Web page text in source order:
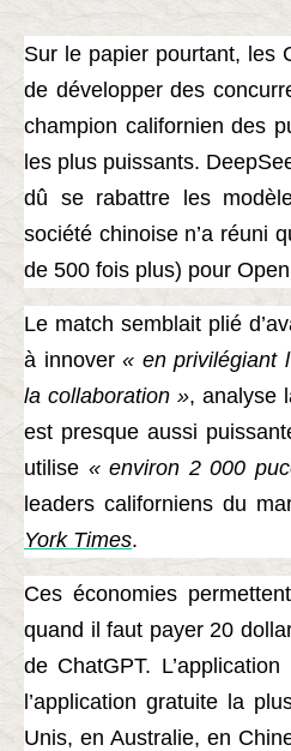
Sur le papier pourtant, les
de développer des
champion californien des
les plus puissants.
dû se rabattre les
société chinoise n’a réuni
de 500 fois plus) pour
Le match semblait plié
à innover « en privilégiant
la collaboration », analyse
est presque aussi
utilise « environ 2 000
leaders californiens du
York Times.
Ces économies
quand il faut payer 20
de ChatGPT.
l’application gratuite la
Unis, en Australie, en